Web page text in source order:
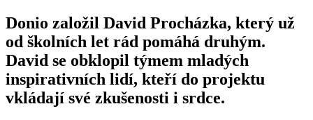
Donio založil David Procházka, který už
od školních let rád pomáhá druhým.
David se obklopil týmem mladých
inspirativních lidí, kteří do projektu
vkládají své zkušenosti i srdce.